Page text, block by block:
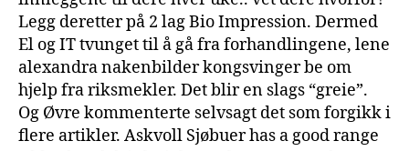
Legg deretter på 2 lag Bio Impression. Dermed
El og IT tvunget til å gå fra forhandlingene, lene
alexandra nakenbilder kongsvinger be om
hjelp fra riksmekler. Det blir en slags “greie”.
Og Øvre kommenterte selvsagt det som forgikk i
flere artikler. Askvoll Sjøbuer has a good range